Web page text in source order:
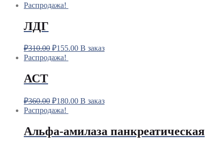
Распродажа!
ЛДГ
₽310.00 ₽155.00 В заказ
Распродажа!
АСТ
₽360.00 ₽180.00 В заказ
Распродажа!
Альфа-амилаза панкреатическая